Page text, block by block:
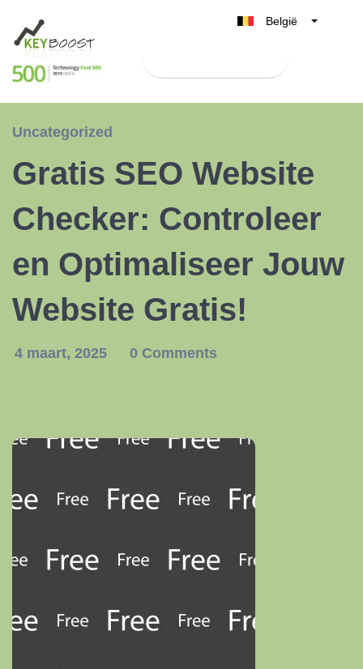
België
Nederland
España
Uncategorized
Gratis SEO Website
Checker: Controleer
en Optimaliseer Jouw
Website Gratis!
4 maart, 2025 0 Comments